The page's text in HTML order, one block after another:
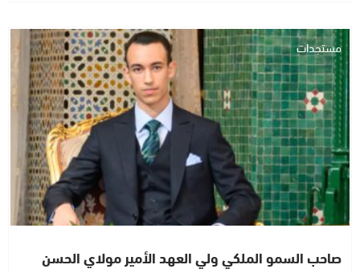
مستجدات
صاحب السمو الملكي ولي العهد الأمير مولاي الحسن